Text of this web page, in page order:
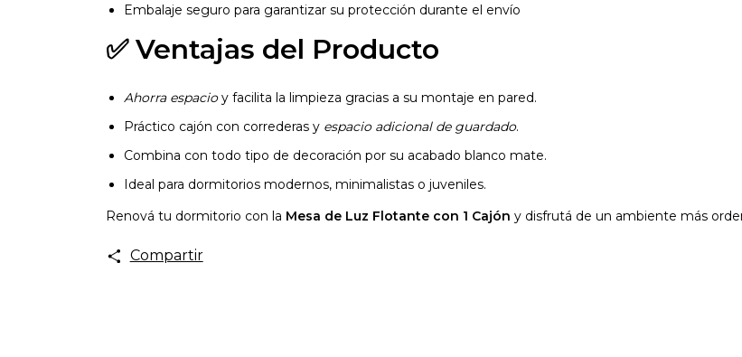
Embalaje seguro para garantizar su protección durante el envío
✅ Ventajas del Producto
Ahorra espacioy facilita la limpieza gracias a su montaje en pared.
Práctico cajón con correderas y espacio adicional de guardado.
Combina con todo tipo de decoración por su acabado blanco mate.
Ideal para dormitorios modernos, minimalistas o juveniles.
Renová tu dormitorio con la Mesa de Luz Flotante con 1 Cajón y disfrutá de un ambiente más
Compartir